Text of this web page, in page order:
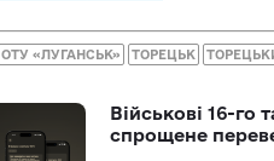
ОТУ «ЛУГАНСЬК» ТОРЕЦЬК
Військові 16-
спрощене